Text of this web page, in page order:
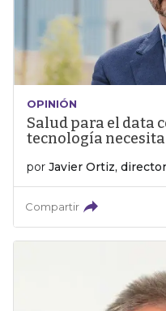
OPINIÓN
Salud para el data
tecnología
por Javier Ortiz,
Compartir